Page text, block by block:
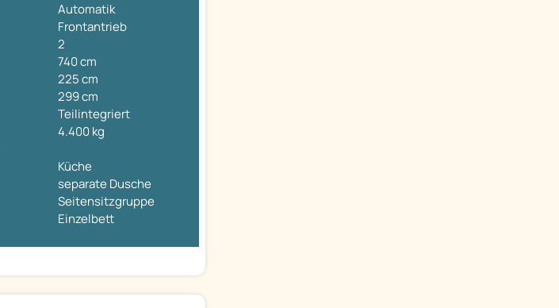
Automatik
Frontantrieb
2
740 cm
225 cm
299 cm
Teilintegriert
4.400 kg
Küche
separate Dusche
Seitensitzgruppe
Einzelbett